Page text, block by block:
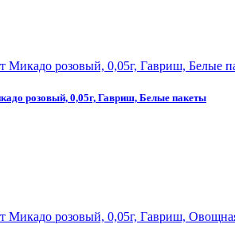
розовый, 0,05г, Гавриш, Белые пакеты